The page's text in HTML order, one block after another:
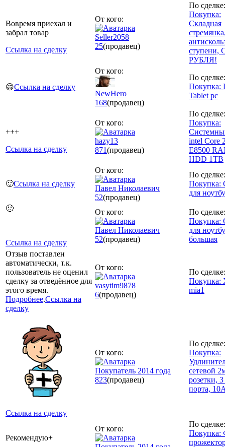
Вовремя приехал и
забрал товар
Ссылка на сделку
От кого:
Seller2058
25(продавец)
По сделке:
Покупка:
Cкладная
ступени,
РУБЛЯ!
😄Ссылка на сделку
От кого:
NewHero
168(продавец)
По сделке:
Покупка:
Tablet pc
+++
Ссылка на сделку
От кого:
hazy13
871(продавец)
По сделке:
Покупка:
intel Core
E8500
HDD 1TB
🙂Ссылка на сделку
От кого:
Павел Николаевич
52(продавец)
По сделке:
Покупка:
для
🙂
Ссылка на сделку
От кого:
Павел Николаевич
52(продавец)
По сделке:
Покупка:
для
большая
Отзыв поставлен
автоматически, т.к.
пользователь не оценил
сделку за отведённое для
этого время.
Подробнее.Ссылка на
сделку
От кого:
vasytim9878
6(продавец)
По сделке:
Покупка:
mia1
Ссылка на сделку
От кого:
Покупатель 2014 года
823(продавец)
По сделке:
Покупка:
сетевой
розетки,
порта,
Рекомендую+
От кого:
По сделке:
Покупка: